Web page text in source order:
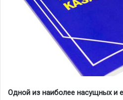
Одной из наиболее насущных и